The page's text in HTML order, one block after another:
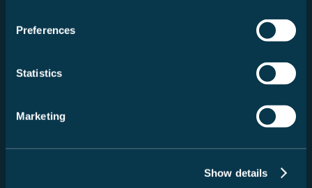
Preferences
Statistics
Marketing
Show details